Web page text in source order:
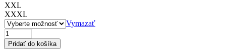
XXL
XXXL
Vymazať
množstvo
OFS900
Salopette
Pridať do košíka